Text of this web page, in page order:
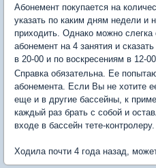
Абонемент покупается на
указать по каким дням недели и
приходить. Однако можно слегка
абонемент на 4 занятия и
в 20-00 и по воскресениям в 12-
Справка обязательна. Ее
абонемента. Если Вы не хотите
еще и в другие бассейны, к
каждый раз брать с собой и
входе в бассейн тете-контролеру.
Ходила почти 4 года назад,